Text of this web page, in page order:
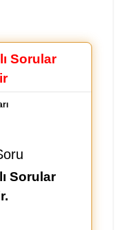
Sorular
Sorular